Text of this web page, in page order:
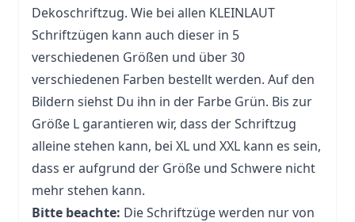
Dekoschriftzug. Wie bei allen KLEINLAUT
Schriftzügen kann auch dieser in 5
verschiedenen Größen und über 30
verschiedenen Farben bestellt werden. Auf den
Bildern siehst Du ihn in der Farbe Grün. Bis zur
Größe L garantieren wir, dass der Schriftzug
alleine stehen kann, bei XL und XXL kann es sein,
dass er aufgrund der Größe und Schwere nicht
mehr stehen kann.
Bitte beachte: Die Schriftzüge werden nur von